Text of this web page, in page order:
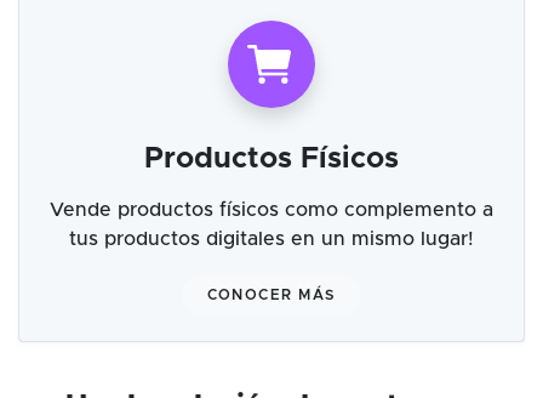
Productos Físicos
Vende productos físicos como complemento a
tus productos digitales en un mismo lugar!
CONOCER MÁS